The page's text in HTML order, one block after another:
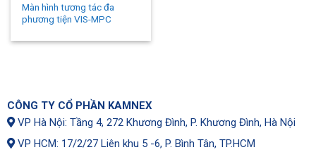
Màn hình tương tác đa
phương tiện VIS-MPC
CÔNG TY CỔ PHẦN KAMNEX
VP Hà Nội: Tầng 4, 272 Khương Đình, P. Khương Đình, Hà Nội
VP HCM: 17/2/27 Liên khu 5 -6, P. Bình Tân, TP.HCM